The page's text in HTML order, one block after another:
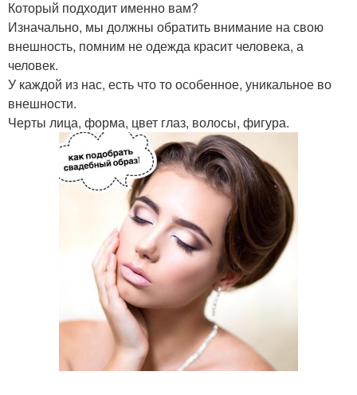
Который подходит именно вам?
Изначально, мы должны обратить внимание на свою
внешность, помним не одежда красит человека, а
человек.
У каждой из нас, есть что то особенное, уникальное во
внешности.
Черты лица, форма, цвет глаз, волосы, фигура.